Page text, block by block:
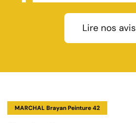
Lire nos avis
MARCHAL Brayan Peinture 42